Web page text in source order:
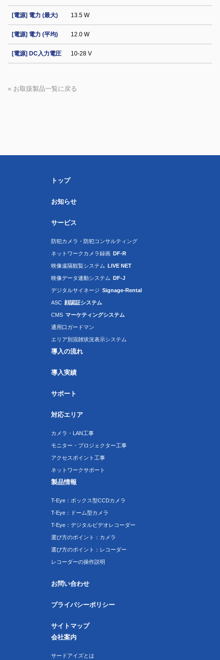
[電源] 電力 (最大) 13.5 W
[電源] 電力 (平均) 12.0 W
[電源] DC入力電圧 10-28 V
« お取扱製品一覧に戻る
トップ
お知らせ
サービス
防犯カメラ・防犯コンサルティング
ネットワークカメラ録画 DF-R
映像遠隔観覧システム LIVE NET
映像データ連動システム DF-J
デジタルサイネージ Signage-Rental
ASC 顔認証システム
CMS マーケティングシステム
通用口ガードマン
エリア別混雑状況表示システム
導入の流れ
導入実績
サポート
対応エリア
カメラ・LAN工事
モニター・プロジェクター工事
アクセスポイント工事
ネットワークサポート
製品情報
T-Eye：ボックス型CCDカメラ
T-Eye：ドーム型カメラ
T-Eye：デジタルビデオレコーダー
選び方のポイント：カメラ
選び方のポイント：レコーダー
レコーダーの操作説明
お問い合わせ
プライバシーポリシー
サイトマップ
会社案内
サードアイズとは